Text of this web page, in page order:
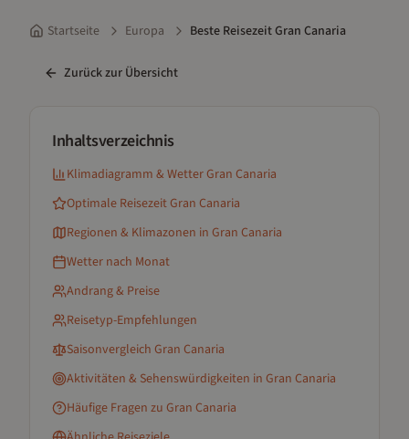
Startseite Europa Beste Reisezeit Gran Canaria
Zurück zur Übersicht
Inhaltsverzeichnis
Klimadiagramm & WetterGran Canaria
Optimale ReisezeitGran Canaria
Regionen & Klimazonen in Gran Canaria
Wetter nach Monat
Andrang & Preise
Reisetyp-Empfehlungen
Saisonvergleich Gran Canaria
Aktivitäten & Sehenswürdigkeiten in Gran Canaria
Häufige Fragen zu Gran Canaria